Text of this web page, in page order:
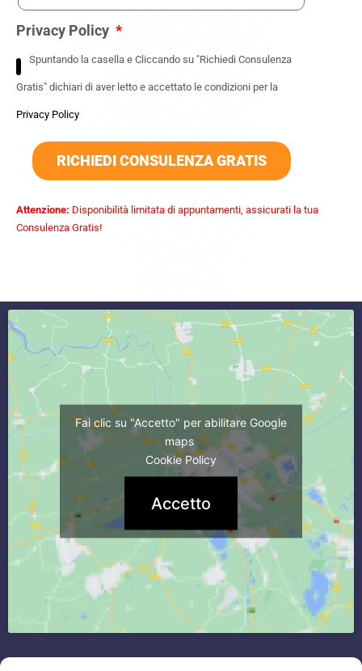
Privacy Policy
Spuntando la casella e Cliccando su "Richiedi Consulenza
Gratis" dichiari di aver letto e accettato le condizioni per la
Privacy Policy
RICHIEDI CONSULENZA GRATIS
Attenzione: Disponibilità limitata di appuntamenti, assicurati la tua
Consulenza Gratis!
Fai clic su "Accetto" per abilitare Google
maps
Cookie Policy
Accetto
CONTATTI
Commercialisti per
consulenza impatriati